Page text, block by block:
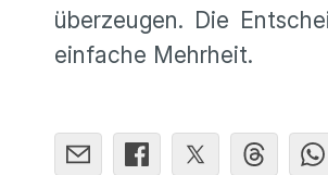
überzeugen. Die
einfache Mehrheit.